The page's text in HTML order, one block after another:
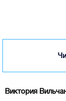
Виктория